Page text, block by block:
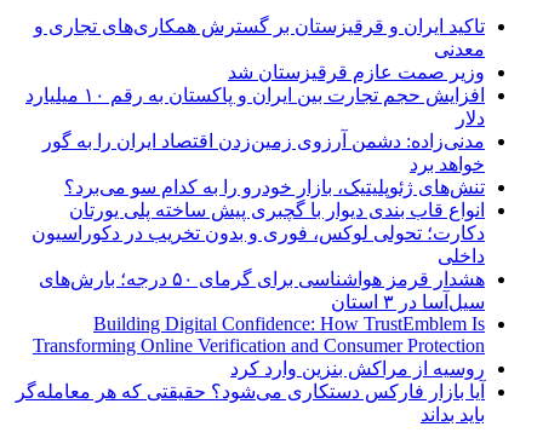
تاکید ایران و قرقیزستان بر گسترش همکاری‌های تجاری و
معدنی
وزیر صمت عازم قرقیزستان شد
افزایش حجم تجارت بین ایران و پاکستان به رقم ۱۰ میلیارد
دلار
مدنی‌زاده: دشمن آرزوی زمین‌زدن اقتصاد ایران را به گور
خواهد برد
تنش‌های ژئوپلیتیک، بازار خودرو را به کدام سو می‌برد؟
انواع قاب بندی دیوار با گچبری پیش ساخته پلی یورتان
دکارت؛ تحولی لوکس، فوری و بدون تخریب در دکوراسیون
داخلی
هشدار قرمز هواشناسی برای گرمای ۵۰ درجه؛ بارش‌های
سیل‌آسا در ۳ استان
Building Digital Confidence: How TrustEmblem Is
Transforming Online Verification and Consumer Protection
روسیه از مراکش بنزین وارد کرد
آیا بازار فارکس دستکاری می‌شود؟ حقیقتی که هر معامله‌گر
باید بداند